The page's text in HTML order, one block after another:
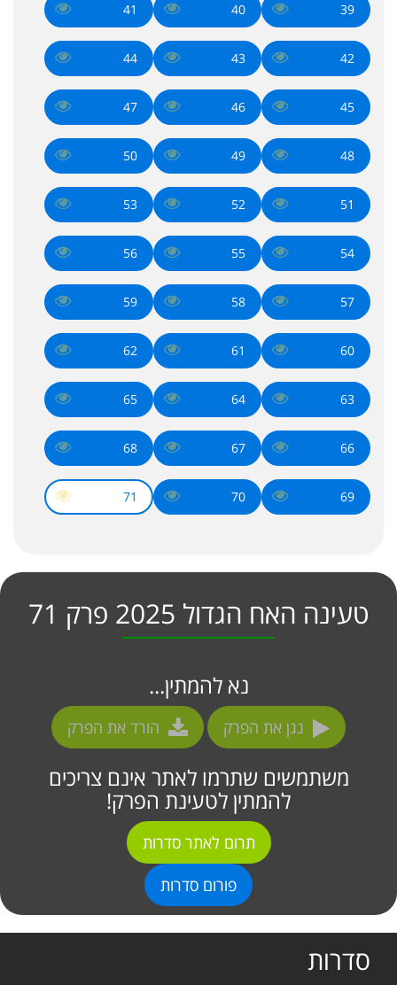
39
40
41
42
43
44
45
46
47
48
49
50
51
52
53
54
55
56
57
58
59
60
61
62
63
64
65
66
67
68
69
70
71
טעינה האח הגדול 2025 פרק 71
נא להמתין...
נגן את הפרק הורד את הפרק
משתמשים שתרמו לאתר אינם צריכים
להמתין לטעינת הפרק!
תרום לאתר סדרות
פורום סדרות
סדרות